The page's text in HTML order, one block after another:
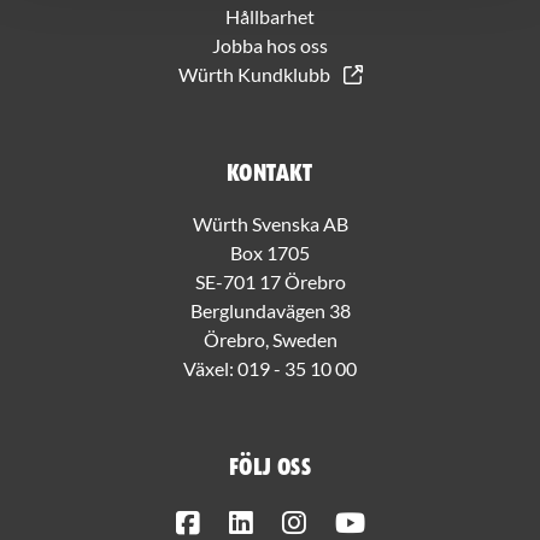
Hållbarhet
Jobba hos oss
Würth Kundklubb
Kontakt
Würth Svenska AB
Box 1705
SE-701 17 Örebro
Berglundavägen 38
Örebro, Sweden
Växel: 019 - 35 10 00
Följ oss
FacebookLinkedInInstagram